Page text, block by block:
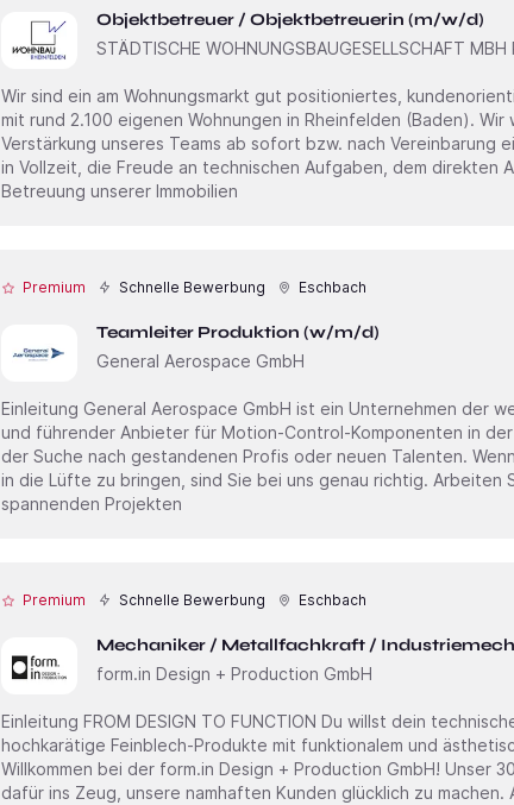
Objektbetreuer / Objektbetreuerin (m/w/d)
STÄDTISCHE WOHNUNGSBAUGESELLSCHAFT MBH
Wir sind ein am Wohnungsmarkt gut positioniertes,
mit rund 2.100 eigenen Wohnungen in Rheinfelden (Baden). Wir wachsen und suchen deshalb zur
Verstärkung unseres Teams ab sofort bzw. nach Vereinbarung
in Vollzeit, die Freude an technischen Aufgaben, dem direkten
Betreuung unserer Immobilien
Premium Schnelle Bewerbung Eschbach
Teamleiter Produktion (w/m/d)
General Aerospace GmbH
Einleitung General Aerospace GmbH ist ein Unternehmen der weltweit agierenden Stabilus Gruppe
und führender Anbieter für Motion-Control-Komponenten in
der Suche nach gestandenen Profis oder neuen Talenten.
in die Lüfte zu bringen, sind Sie bei uns genau richtig. Arbeiten
spannenden Projekten
Premium Schnelle Bewerbung Eschbach
Mechaniker / Metallfachkraft /
form.in Design + Production GmbH
Einleitung FROM DESIGN TO FUNCTION Du willst dein technisches Know-how nutzen, um
hochkarätige Feinblech-Produkte mit funktionalem und
Willkommen bei der form.in Design + Production GmbH! Unser
dafür ins Zeug, unsere namhaften Kunden glücklich zu